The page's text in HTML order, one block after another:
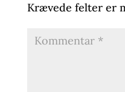
Krævede felter er